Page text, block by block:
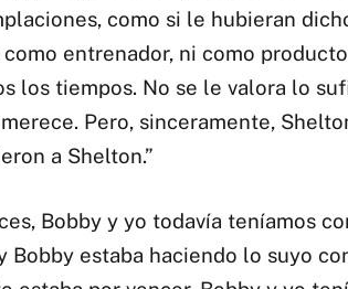
como si le hubieran
entrenador, ni como
los tiempos. No se le valora lo
Pero, sinceramente,
a Shelton.”
Bobby y yo todavía teníamos
Bobby estaba haciendo lo suyo